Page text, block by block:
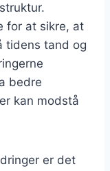
for at sikre, at
tidens tand og
bedre
kan modstå
er det